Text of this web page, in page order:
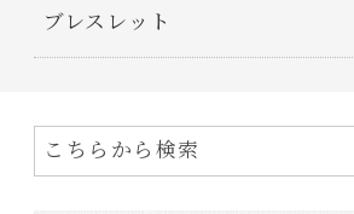
ブレスレット